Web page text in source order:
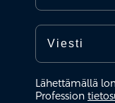
Toiveesi
Lähettämällä
Profession